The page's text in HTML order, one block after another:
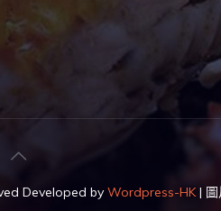
Developed by Wordpress-HK| 圖